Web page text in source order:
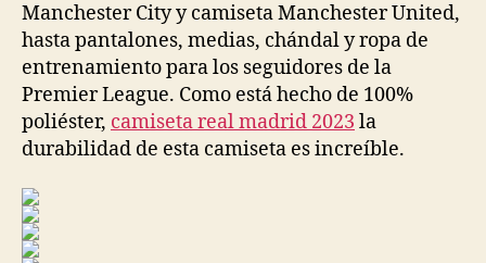
Manchester City y camiseta Manchester United,
hasta pantalones, medias, chándal y ropa de
entrenamiento para los seguidores de la
Premier League. Como está hecho de 100%
poliéster, camiseta real madrid 2023 la
durabilidad de esta camiseta es increíble.